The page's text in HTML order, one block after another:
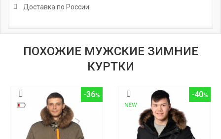
Доставка по России
ПОХОЖИЕ МУЖСКИЕ ЗИМНИЕ
КУРТКИ
-36 -40